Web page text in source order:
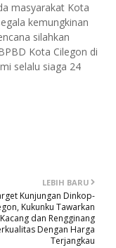
masyarakat Kota
kemungkinan
silahkan
Kota Cilegon di
selalu siaga 24
LEBIH BARU
Kunjungan Dinkop-
Kukunku Tawarkan
dan Rengginang
Dengan Harga
Terjangkau